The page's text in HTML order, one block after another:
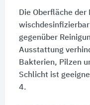
Die Oberfläche
gegenüber
Ausstattung
Bakterien, Pilzen
Schlicht ist
4.